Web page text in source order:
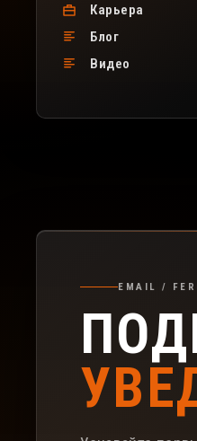
Карьера
Блог
Видео
Подписка на
EMAIL /